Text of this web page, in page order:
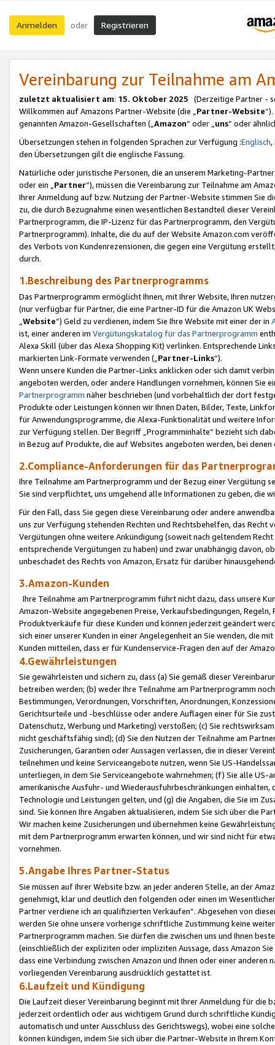
Anmelden oder Registrieren
Vereinbarung zur Teilnahme am
zuletzt aktualisiert am: 15. Oktober 2025 (Derzeitige Partner -
Willkommen auf Amazons Partner-Website (die „Partner-Website
genannten Amazon-Gesellschaften („Amazon“ oder „uns“ oder
Übersetzungen stehen in folgenden Sprachen zur Verfügung :Englisch,
den Übersetzungen gilt die englische Fassung.
Natürliche oder juristische Personen, die an unserem Marketing-
oder ein „Partner“), müssen die Vereinbarung zur Teilnahme am
Ihrer Anmeldung auf bzw. Nutzung der Partner-Website stimmen Sie
zu, die durch Bezugnahme einen wesentlichen Bestandteil dieser
Partnerprogramm, die IP-Lizenz für das Partnerprogramm, den
Partnerprogramm). Inhalte, die du auf der Website Amazon.com
des Verbots von Kundenrezensionen, die gegen eine Vergütung
durch.
1.Beschreibung des Partnerprogramms
Das Partnerprogramm ermöglicht Ihnen, mit Ihrer Website, Ihren
(nur verfügbar für Partner, die eine Partner-ID für die Amazon UK
Website“) Geld zu verdienen, indem Sie Ihre Website mit einer der in
ist, einer anderen im Vergütungskatalog für das Partnerprogramm
Alexa Skill (über das Alexa Shopping Kit) verlinken. Entsprechende
markierten Link-Formate verwenden („ Partner-Links“).
Wenn unsere Kunden die Partner-Links anklicken oder sich damit
angeboten werden, oder andere Handlungen vornehmen, können Sie
Partnerprogramm näher beschrieben (und vorbehaltlich der dort
Produkte oder Leistungen können wir Ihnen Daten, Bilder, Texte,
für Anwendungsprogramme, die Alexa-Funktionalität und weitere
zur Verfügung stellen. Der Begriff „Programminhalte“ bezieht sich
in Bezug auf Produkte, die auf Websites angeboten werden, bei
2.Compliance-Anforderungen für das
Ihre Teilnahme am Partnerprogramm und der Bezug einer Vergütung
Sie sind verpflichtet, uns umgehend alle Informationen zu geben, die
Für den Fall, dass Sie gegen diese Vereinbarung oder andere
uns zur Verfügung stehenden Rechten und Rechtsbehelfen, das
Vergütungen ohne weitere Ankündigung (soweit nach geltendem
entsprechende Vergütungen zu haben) und zwar unabhängig davon,
unbeschadet des Rechts von Amazon, Ersatz für darüber
3.Amazon-Kunden
Ihre Teilnahme am Partnerprogramm führt nicht dazu, dass unsere
Amazon-Website angegebenen Preise, Verkaufsbedingungen,
Produktverkäufe für diese Kunden und können jederzeit geändert
sich einer unserer Kunden in einer Angelegenheit an Sie wenden, die
Kunden mitteilen, dass er für Kundenservice-Fragen den auf der
4.Gewährleistungen
Sie gewährleisten und sichern zu, dass (a) Sie gemäß dieser
betreiben werden; (b) weder Ihre Teilnahme am Partnerprogramm
Bestimmungen, Verordnungen, Vorschriften, Anordnungen,
Gerichtsurteile und -beschlüsse oder andere Auflagen einer für Sie
Datenschutz, Werbung und Marketing) verstoßen; (c) Sie
nicht geschäftsfähig sind); (d) Sie den Nutzen der Teilnahme am
Zusicherungen, Garantien oder Aussagen verlassen, die in dieser
teilnehmen und keine Serviceangebote nutzen, wenn Sie US-
unterliegen, in dem Sie Serviceangebote wahrnehmen; (f) Sie alle
amerikanische Ausfuhr- und Wiederausfuhrbeschränkungen
Technologie und Leistungen gelten, und (g) die Angaben, die Sie im
sind. Sie können Ihre Angaben aktualisieren, indem Sie sich über die
Wir machen keine Zusicherungen und übernehmen keine
mit dem Partnerprogramm erwarten können, und wir sind nicht für
vornehmen.
5.Angabe Ihres Partner-Status
Sie müssen auf Ihrer Website bzw. an jeder anderen Stelle, an der
genehmigt, klar und deutlich den folgenden oder einen im
Partner verdiene ich an qualifizierten Verkäufen“. Abgesehen von
werden Sie ohne unsere vorherige schriftliche Zustimmung keine
Partnerprogramm machen. Sie dürfen die zwischen uns und Ihnen
(einschließlich der expliziten oder impliziten Aussage, dass Amazon
dass eine Verbindung zwischen Amazon und Ihnen oder einer
vorliegenden Vereinbarung ausdrücklich gestattet ist.
6.Laufzeit und Kündigung
Die Laufzeit dieser Vereinbarung beginnt mit Ihrer Anmeldung für die
jederzeit ordentlich oder aus wichtigem Grund durch schriftliche
automatisch und unter Ausschluss des Gerichtswegs), wobei eine
können kündigen, indem Sie sich über die Partner-Website in Ihrem